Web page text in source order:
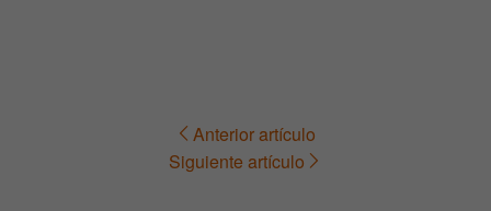
Navegación Anterior artículo
Siguiente artículo